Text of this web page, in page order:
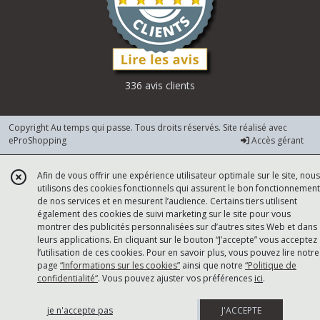
336 avis clients
Copyright Au temps qui passe. Tous droits réservés. Site réalisé avec
eProShopping
Accès gérant
Afin de vous offrir une expérience utilisateur optimale sur le site, nous
utilisons des cookies fonctionnels qui assurent le bon fonctionnement
de nos services et en mesurent l’audience. Certains tiers utilisent
également des cookies de suivi marketing sur le site pour vous
montrer des publicités personnalisées sur d’autres sites Web et dans
leurs applications. En cliquant sur le bouton “J’accepte” vous acceptez
l’utilisation de ces cookies. Pour en savoir plus, vous pouvez lire notre
page “Informations sur les cookies” ainsi que notre “Politique de
confidentialité“. Vous pouvez ajuster vos préférences ici.
je n'accepte pas J'ACCEPTE